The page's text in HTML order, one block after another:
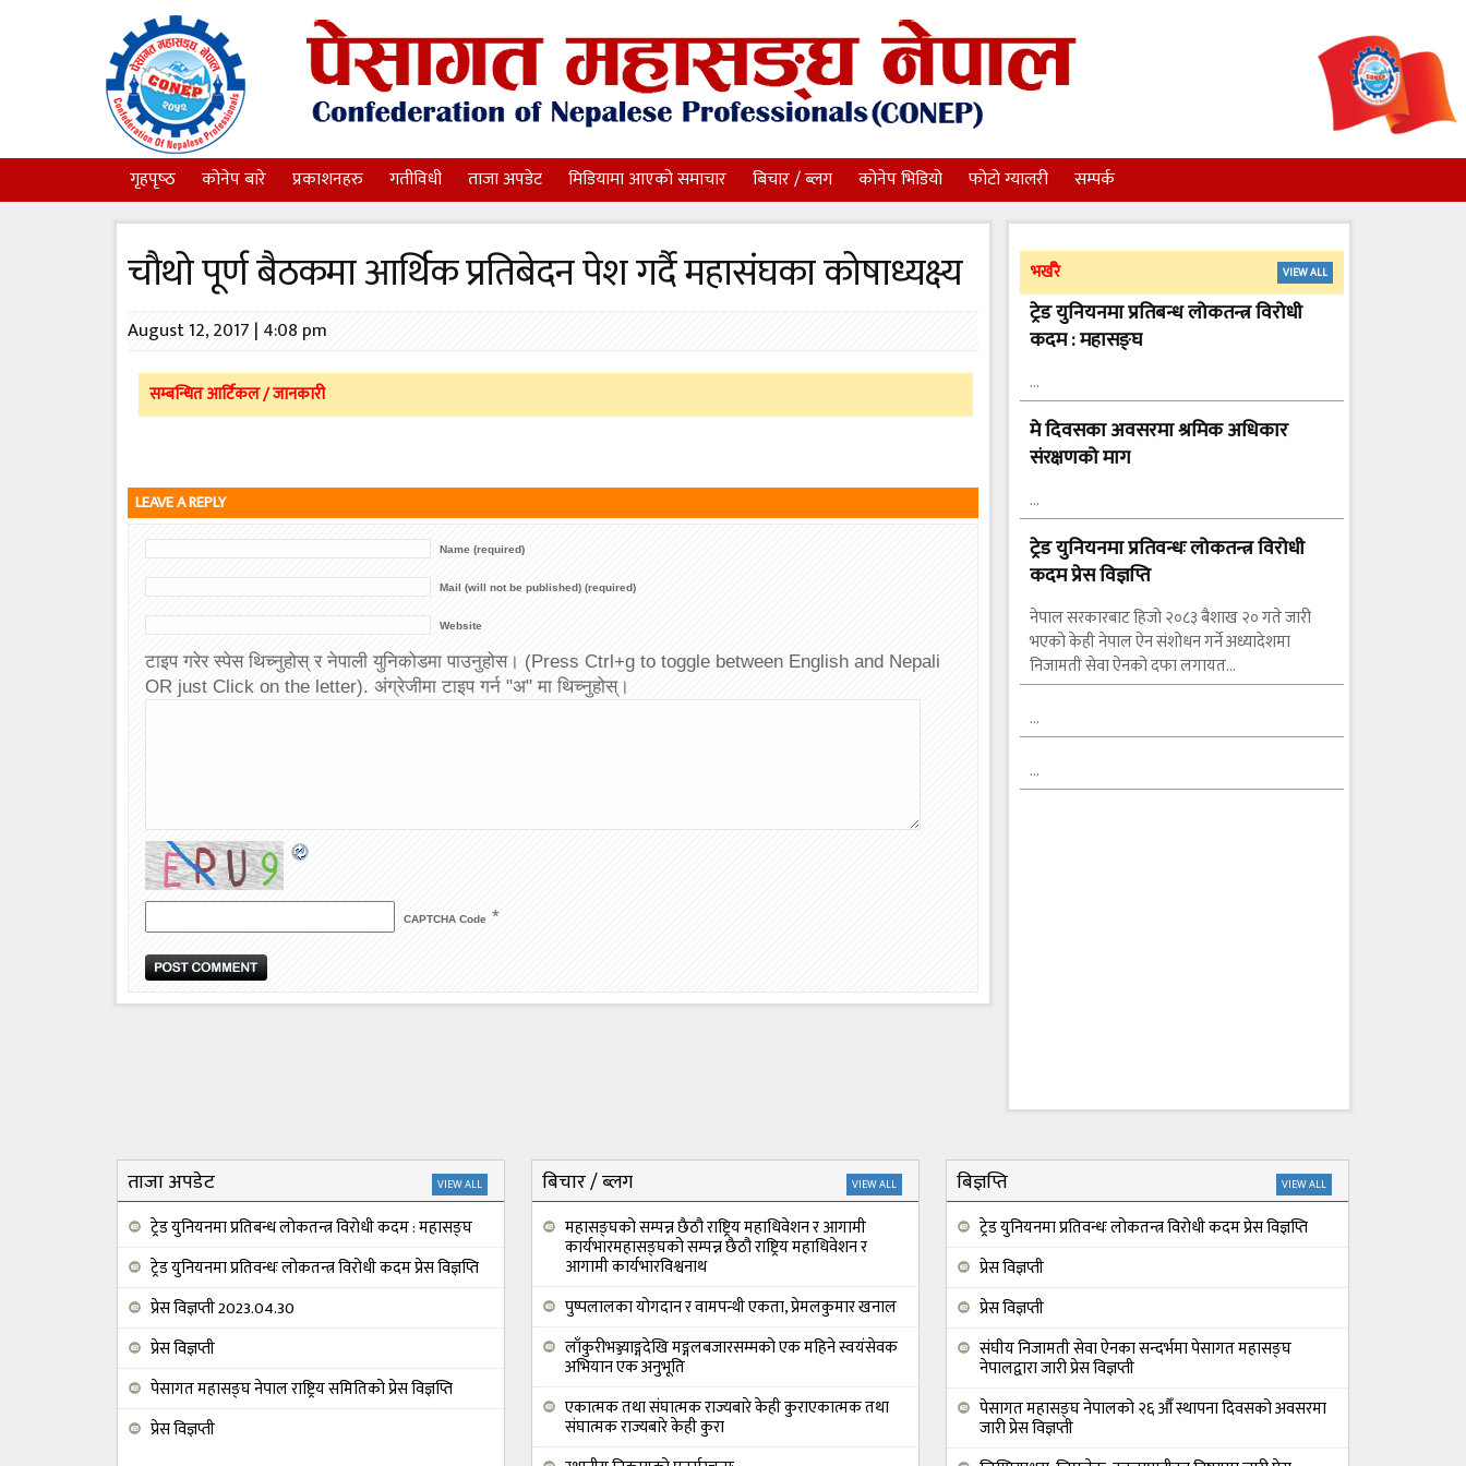
गृहपृष्‍ठ कोनेप बारे प्रकाशनहरु गतीविधी ताजा अपडेट मिडियामा आएको समाचार बिचार / ब्लग कोनेप भिडियो फोटो ग्यालरी सम्पर्क
चौथो पूर्ण बैठकमा आर्थिक प्रतिबेदन पेश गर्दै महासंघका कोषाध्यक्ष्य
August 12, 2017 | 4:08 pm
सम्बन्धित आर्टिकल / जानकारी
LEAVE A REPLY
Name (required)
Mail (will not be published) (required)
Website
टाइप गरेर स्पेस थिच्नुहोस् र नेपाली युनिकोडमा पाउनुहोस। (Press Ctrl+g to toggle between English and Nepali
OR just Click on the letter). अंग्रेजीमा टाइप गर्न "अ" मा थिच्नुहोस्।
CAPTCHA Code *
भर्खरै VIEW ALL
ट्रेड युनियनमा प्रतिबन्ध लोकतन्त्र विरोधी
कदम : महासङ्घ
…
मे दिवसका अवसरमा श्रमिक अधिकार
संरक्षणको माग
…
ट्रेड युनियनमा प्रतिवन्धः लोकतन्त्र विरोधी
कदम प्रेस विज्ञप्ति
नेपाल सरकारबाट हिजो २०८३ बैशाख २० गते जारी
भएको केही नेपाल ऐन संशोधन गर्ने अध्यादेशमा
निजामती सेवा ऐनको दफा लगायत…
…
…
ताजा अपडेट VIEW ALL
ट्रेड युनियनमा प्रतिबन्ध लोकतन्त्र विरोधी कदम : महासङ्घ
ट्रेड युनियनमा प्रतिवन्धः लोकतन्त्र विरोधी कदम प्रेस विज्ञप्ति
प्रेस विज्ञप्ती 2023.04.30
प्रेस विज्ञप्ती
पेसागत महासङ्घ नेपाल राष्ट्रिय समितिको प्रेस विज्ञप्ति
प्रेस विज्ञप्ती
बिचार / ब्लग VIEW ALL
महासङ्घको सम्पन्न छैठौ राष्ट्रिय महाधिवेशन र आगामी
कार्यभारमहासङ्घको सम्पन्न छैठौ राष्ट्रिय महाधिवेशन र
आगामी कार्यभारविश्वनाथ
पुष्पलालका योगदान र वामपन्थी एकता, प्रेमलकुमार खनाल
लाँकुरीभञ्ज्याङ्गदेखि मङ्गलबजारसम्मको एक महिने स्वयंसेवक
अभियान एक अनुभूति
एकात्मक तथा संघात्मक राज्यबारे केही कुराएकात्मक तथा
संघात्मक राज्यबारे केही कुरा
बिज्ञप्ति VIEW ALL
ट्रेड युनियनमा प्रतिवन्धः लोकतन्त्र विरोधी कदम प्रेस विज्ञप्ति
प्रेस विज्ञप्ती
प्रेस विज्ञप्ती
संघीय निजामती सेवा ऐनका सन्दर्भमा पेसागत महासङ्घ
नेपालद्वारा जारी प्रेस विज्ञप्ती
पेसागत महासङ्घ नेपालको २६ औँ स्थापना दिवसको अवसरमा
जारी प्रेस विज्ञप्ती